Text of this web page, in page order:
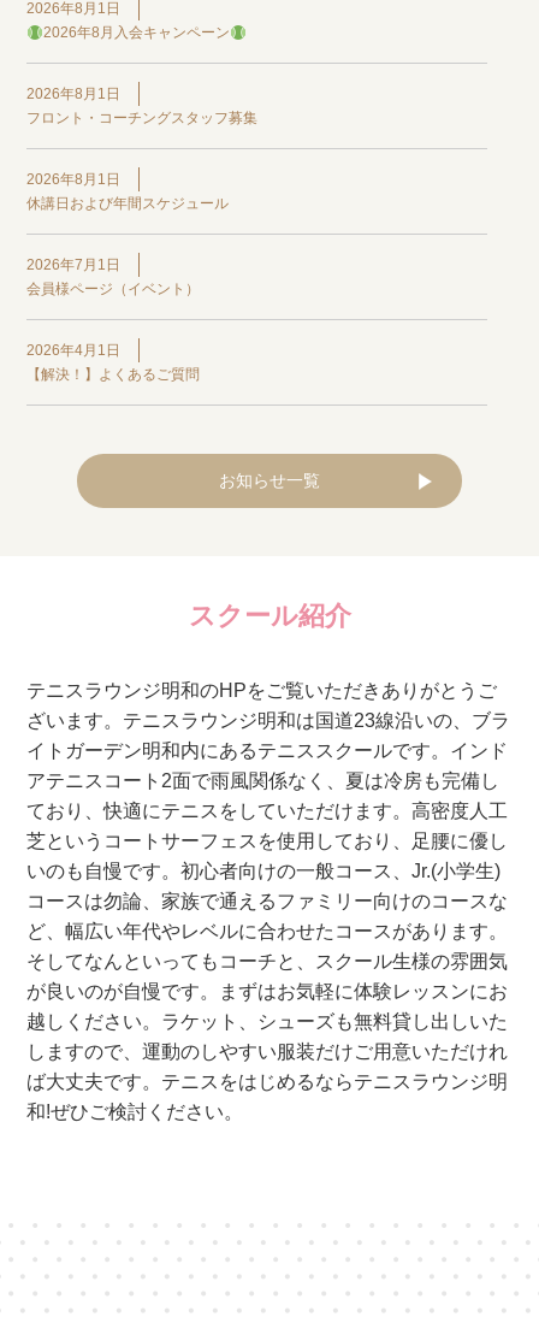
2026年8月1日
2026年8月入会キャンペーン
2026年8月1日
フロント・コーチングスタッフ募集
2026年8月1日
休講日および年間スケジュール
2026年7月1日
会員様ページ（イベント）
2026年4月1日
【解決！】よくあるご質問
お知らせ一覧
スクール紹介
テニスラウンジ明和のHPをご覧いただきありがとうご
ざいます。テニスラウンジ明和は国道23線沿いの、ブラ
イトガーデン明和内にあるテニススクールです。インド
アテニスコート2面で雨風関係なく、夏は冷房も完備し
ており、快適にテニスをしていただけます。高密度人工
芝というコートサーフェスを使用しており、足腰に優し
いのも自慢です。初心者向けの一般コース、Jr.(小学生)
コースは勿論、家族で通えるファミリー向けのコースな
ど、幅広い年代やレベルに合わせたコースがあります。
そしてなんといってもコーチと、スクール生様の雰囲気
が良いのが自慢です。まずはお気軽に体験レッスンにお
越しください。ラケット、シューズも無料貸し出しいた
しますので、運動のしやすい服装だけご用意いただけれ
ば大丈夫です。テニスをはじめるならテニスラウンジ明
和!ぜひご検討ください。